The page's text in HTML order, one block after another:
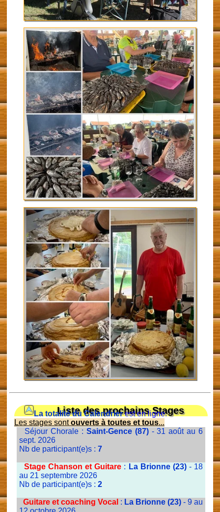
Liste des prochains Stages
La totalité du Calendrierest en ligne.
Les stages sontouverts à toutes et tous...
Séjour Chorale : Saint-Gence (87)- 31 août au 6
sept. 2026
Nb de participant(e)s : 7
Stage Chanson et Guitare : La Brionne (23)- 18
au 21 septembre 2026
Nb de participant(e)s : 2
Guitare et coaching Vocal : La Brionne (23)- 9 au